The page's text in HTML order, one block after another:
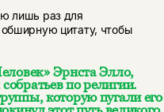
лишь раз для
цитату, чтобы
Эрнста Элло,
по религии.
которую пугали его